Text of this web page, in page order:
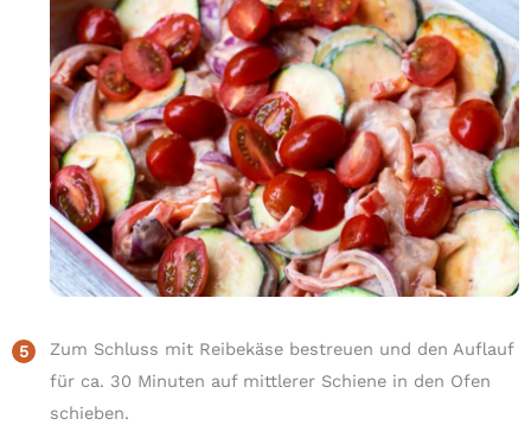
Zum Schluss mit Reibekäse bestreuen und den Auflauf
für ca. 30 Minuten auf mittlerer Schiene in den Ofen
schieben.